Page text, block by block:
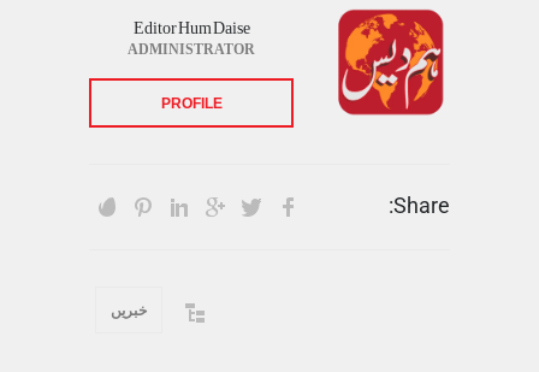
Editor Hum Daise
ADMINISTRATOR
PROFILE
Share:
خبریں